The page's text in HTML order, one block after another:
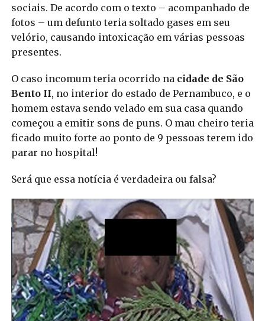
sociais. De acordo com o texto – acompanhado de
fotos – um defunto teria soltado gases em seu
velório, causando intoxicação em várias pessoas
presentes.
O caso incomum teria ocorrido na cidade de São
Bento II, no interior do estado de Pernambuco, e o
homem estava sendo velado em sua casa quando
começou a emitir sons de puns. O mau cheiro teria
ficado muito forte ao ponto de 9 pessoas terem ido
parar no hospital!
Será que essa notícia é verdadeira ou falsa?